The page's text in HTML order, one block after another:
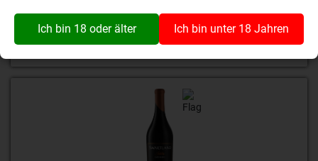
Ich bin 18 oder älter Ich bin unter 18 Jahren